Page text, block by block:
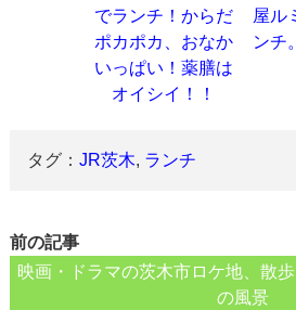
でランチ！からだ
ポカポカ、おなか
いっぱい！薬膳は
オイシイ！！
屋ル
ンチ
タグ：JR茨木, ランチ
前の記事
映画・ドラマの茨木市ロケ地、散
の風景